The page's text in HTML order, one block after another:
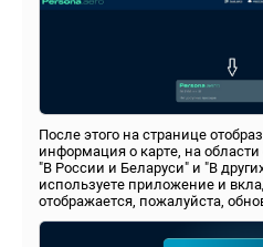
После этого на странице
информация о карте, на
"В России и Беларуси" и "В
используете приложение и
отображается, пожалуйста,